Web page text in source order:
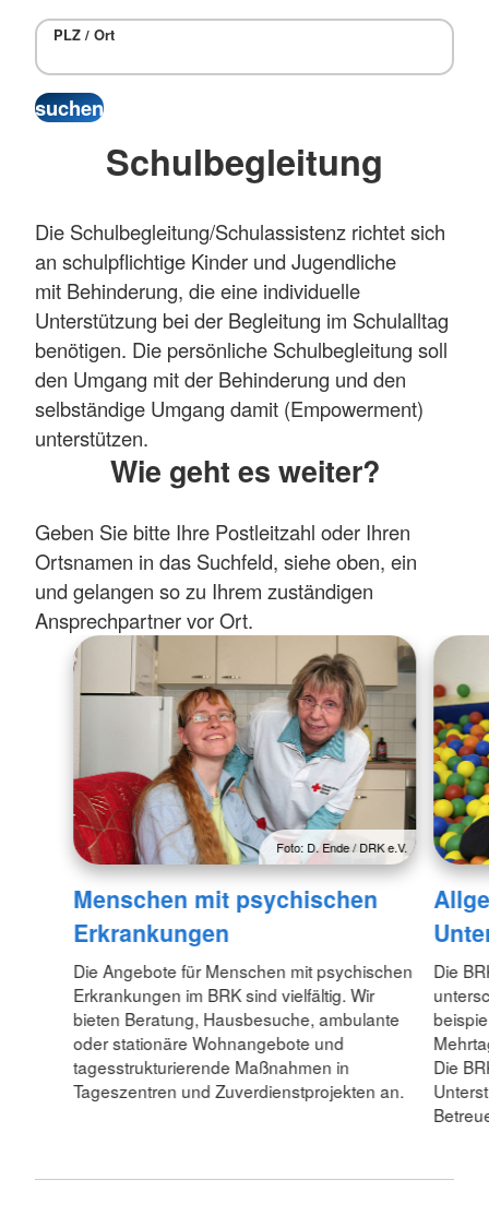
PLZ / Ort
Schulbegleitung
Die Schulbegleitung/Schulassistenz richtet sich
an schulpflichtige Kinder und Jugendliche
mit Behinderung, die eine individuelle
Unterstützung bei der Begleitung im Schulalltag
benötigen. Die persönliche Schulbegleitung soll
den Umgang mit der Behinderung und den
selbständige Umgang damit (Empowerment)
unterstützen.
Wie geht es weiter?
Geben Sie bitte Ihre Postleitzahl oder Ihren
Ortsnamen in das Suchfeld, siehe oben, ein
und gelangen so zu Ihrem zuständigen
Ansprechpartner vor Ort.
Foto: D. Ende / DRK e.V.
Menschen mit psychischen
Erkrankungen
Die Angebote für Menschen mit psychischen
Erkrankungen im BRK sind vielfältig. Wir
bieten Beratung, Hausbesuche, ambulante
oder stationäre Wohnangebote und
tagesstrukturierende Maßnahmen in
Tageszentren und Zuverdienstprojekten an.
Die
Die